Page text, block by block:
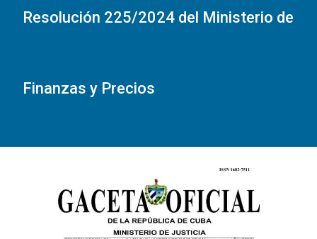
Resolución 225/2024 del Ministerio de
Finanzas y Precios